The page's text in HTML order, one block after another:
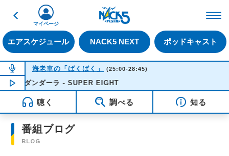
戻る
エアスケジュール NACK5 NEXT ポッドキャスト
マイページ
NOW ON AIR
海老車の「ばくばく」 (25:00-28:45)
NOW PLAYING 03:43
ダンダーラ - SUPER EIGHT
聴く 調べる 知る
番組ブログ
BLOG